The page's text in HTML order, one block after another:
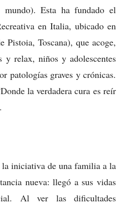
mundo). Esta ha fundado el
en Italia, ubicado en
Toscana), que acoge,
y relax, niños y adolescentes
patologías graves y crónicas.
la verdadera cura es reír
la iniciativa de una familia a la
nueva: llegó a sus vidas
Al ver las dificultades